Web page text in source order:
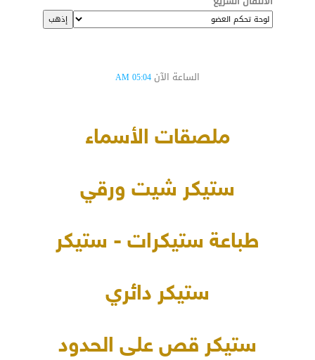
الساعة الآن 05:04 AM
ملصقات الأسماء
ستيكر شيت ورقي
طباعة ستيكرات - ستيكر
ستيكر دائري
ستيكر قص على الحدود